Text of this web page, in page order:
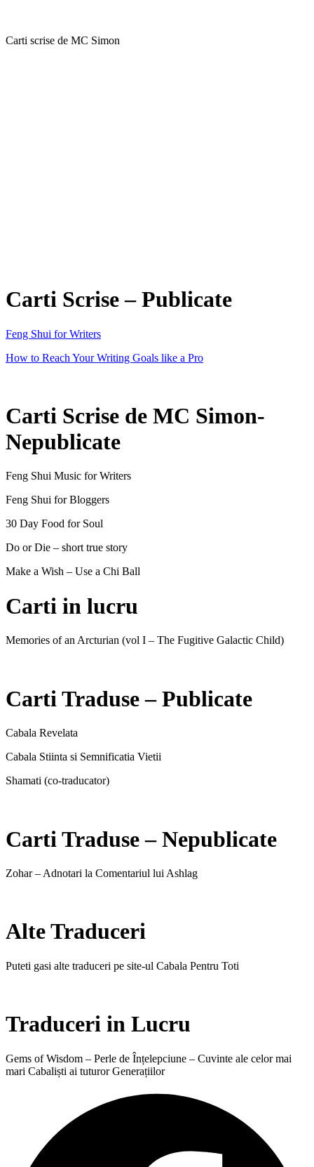
Carti scrise de MC Simon
Carti Scrise – Publicate
Feng Shui for Writers
How to Reach Your Writing Goals like a Pro
Carti Scrise de MC Simon-
Nepublicate
Feng Shui Music for Writers
Feng Shui for Bloggers
30 Day Food for Soul
Do or Die – short true story
Make a Wish – Use a Chi Ball
Carti in lucru
Memories of an Arcturian (vol I – The Fugitive Galactic Child)
Carti Traduse – Publicate
Cabala Revelata
Cabala Stiinta si Semnificatia Vietii
Shamati (co-traducator)
Carti Traduse – Nepublicate
Zohar – Adnotari la Comentariul lui Ashlag
Alte Traduceri
Puteti gasi alte traduceri pe site-ul Cabala Pentru Toti
Traduceri in Lucru
Gems of Wisdom – Perle de Înțelepciune – Cuvinte ale celor mai
mari Cabaliști ai tuturor Generațiilor